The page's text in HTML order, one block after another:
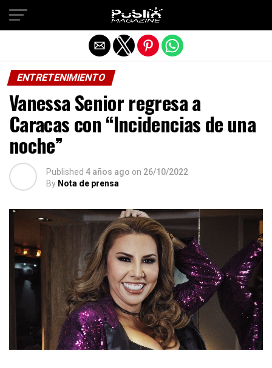
ENTRETENIMIENTO
Vanessa Senior regresa a
Caracas con “Incidencias de una
noche”
Published 4 años ago on 26/10/2022
By Nota de prensa
Salir de la versión móvil